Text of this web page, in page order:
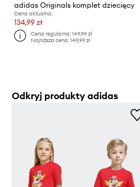
adidas Originals komplet dziecięcy
Cena aktualna:
134,99 zł
Cena regularna:149,99 zł
Najniższa cena:149,99 zł
Odkryj produkty adidas